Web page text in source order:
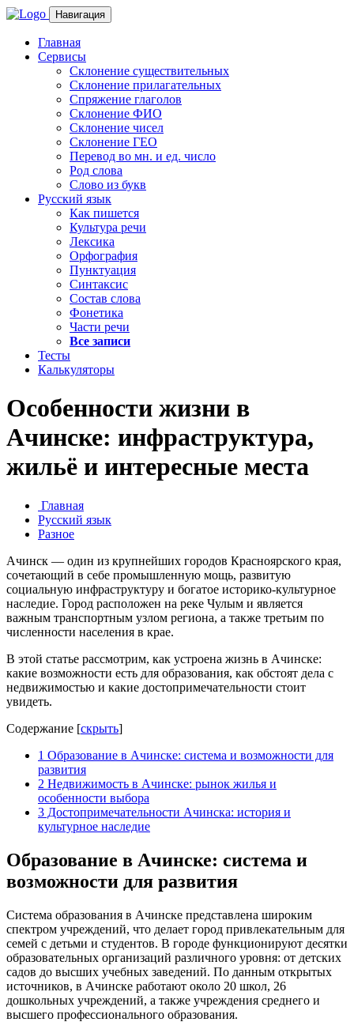
Навигация
Главная
Сервисы
Склонение существительных
Склонение прилагательных
Спряжение глаголов
Склонение ФИО
Склонение чисел
Склонение ГЕО
Перевод во мн. и ед. число
Род слова
Слово из букв
Русский язык
Как пишется
Культура речи
Лексика
Орфография
Пунктуация
Синтаксис
Состав слова
Фонетика
Части речи
Все записи
Тесты
Калькуляторы
Особенности жизни в
Ачинске: инфраструктура,
жильё и интересные места
Главная
Русский язык
Разное
Ачинск — один из крупнейших городов Красноярского края,
сочетающий в себе промышленную мощь, развитую
социальную инфраструктуру и богатое историко-культурное
наследие. Город расположен на реке Чулым и является
важным транспортным узлом региона, а также третьим по
численности населения в крае.
В этой статье рассмотрим, как устроена жизнь в Ачинске:
какие возможности есть для образования, как обстоят дела с
недвижимостью и какие достопримечательности стоит
увидеть.
Содержание [скрыть]
1 Образование в Ачинске: система и возможности для
развития
2 Недвижимость в Ачинске: рынок жилья и
особенности выбора
3 Достопримечательности Ачинска: история и
культурное наследие
Образование в Ачинске: система и
возможности для развития
Система образования в Ачинске представлена широким
спектром учреждений, что делает город привлекательным для
семей с детьми и студентов. В городе функционируют десятки
образовательных организаций различного уровня: от детских
садов до высших учебных заведений. По данным открытых
источников, в Ачинске работают около 20 школ, 26
дошкольных учреждений, а также учреждения среднего и
высшего профессионального образования.